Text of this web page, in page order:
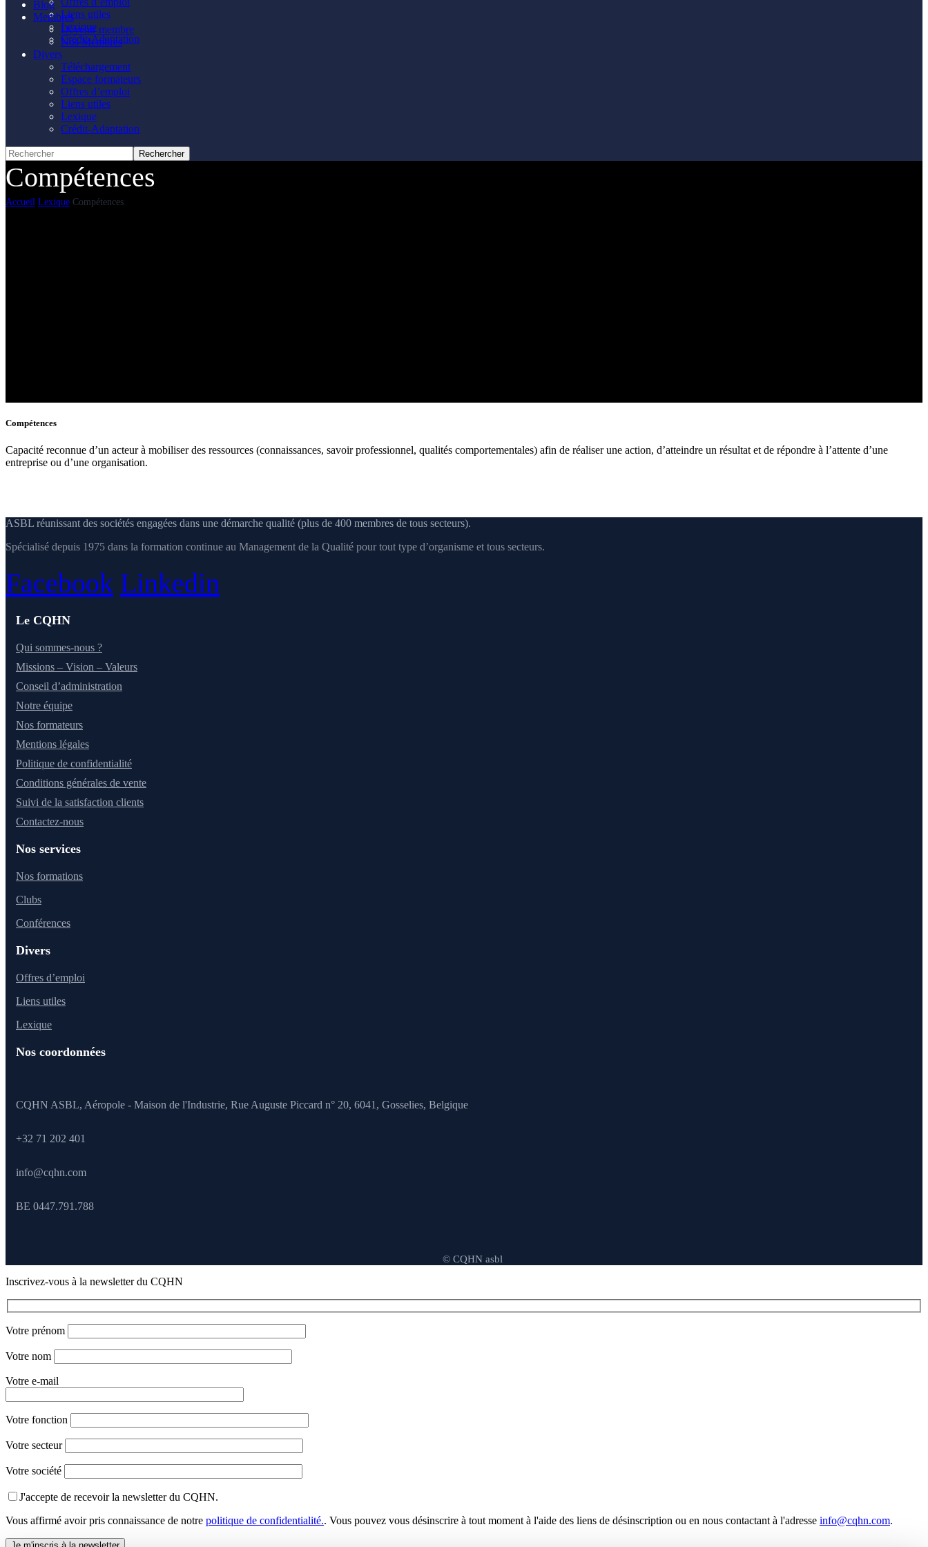
Liens utiles
Lexique
Crédit-Adaptation
Blog
Membres
Devenir membre
Nos Membres
Divers
Téléchargement
Espace formateurs
Offres d’emploi
Liens utiles
Lexique
Crédit-Adaptation
Compétences
Accueil Lexique Compétences
Compétences
Capacité reconnue d’un acteur à mobiliser des ressources (connaissances, savoir professionnel, qualités comportementales) afin de réaliser une action, d’atteindre un résultat et de répondre à l’attente d’une
entreprise ou d’une organisation.
ASBL réunissant des sociétés engagées dans une démarche qualité (plus de 400 membres de tous secteurs).
Spécialisé depuis 1975 dans la formation continue au Management de la Qualité pour tout type d’organisme et tous secteurs.
Facebook Linkedin
Le CQHN
Qui sommes-nous ?
Missions – Vision – Valeurs
Conseil d’administration
Notre équipe
Nos formateurs
Mentions légales
Politique de confidentialité
Conditions générales de vente
Suivi de la satisfaction clients
Contactez-nous
Nos services
Nos formations
Clubs
Conférences
Divers
Offres d’emploi
Liens utiles
Lexique
Nos coordonnées
CQHN ASBL, Aéropole - Maison de l'Industrie, Rue Auguste Piccard n° 20, 6041, Gosselies, Belgique
+32 71 202 401
info@cqhn.com
BE 0447.791.788
© CQHN asbl
Inscrivez-vous à la newsletter du CQHN
Votre prénom
Votre nom
Votre e-mail
Votre fonction
Votre secteur
Votre société
J'accepte de recevoir la newsletter du CQHN.
Vous affirmé avoir pris connaissance de notre politique de confidentialité.. Vous pouvez vous désinscrire à tout moment à l'aide des liens de désinscription ou en nous contactant à l'adresse info@cqhn.com.